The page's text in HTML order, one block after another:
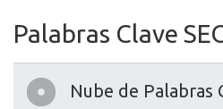
Palabras Clave
Nube de Palabras